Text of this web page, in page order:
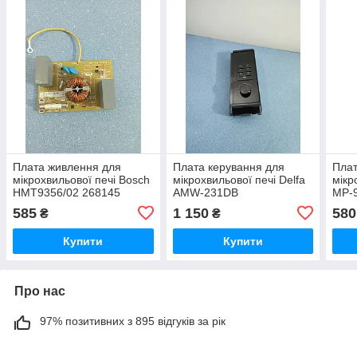
Плата живлення для
мікрохвильової печі Bosch
HMT9356/02 268145
585 ₴
Купити
Плата керування для
мікрохвильової печі Delfa
AMW-231DB
1 150₴
Купити
MP-
580
Про нас
97% позитивних з 895 відгуків за рік